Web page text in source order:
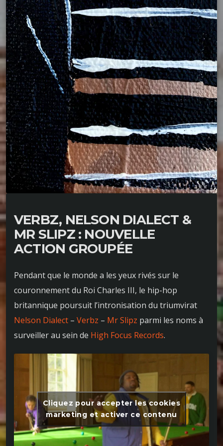
VERBZ, NELSON DIALECT &
MR SLIPZ : NOUVELLE
ACTION GROUPÉE
Pendant que le monde a les yeux rivés sur le
couronnement du Roi Charles III, le hip-hop
britannique poursuit l’intronisation du triumvirat
Nelson Dialect – Verbz – Mr Slipz parmi les noms à
surveiller au sein de High Focus Records.
Cliquez pour accepter les cookies
marketing et activer ce contenu